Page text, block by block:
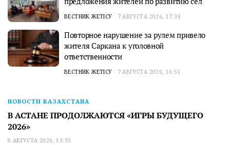
ВЕСТНИК ЖЕТІСУ 7 АВГУСТА 2026, 17:36
Повторное нарушение за рулем привело
жителя Саркана к уголовной
ответственности
ВЕСТНИК ЖЕТІСУ 7 АВГУСТА 2026, 16:51
НОВОСТИ КАЗАХСТАНА
В АСТАНЕ ПРОДОЛЖАЮТСЯ «ИГРЫ БУДУЩЕГО
2026»
8 АВГУСТА 2026, 13:35